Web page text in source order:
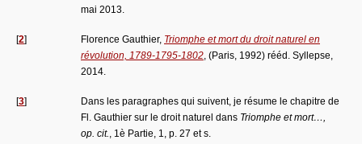
mai 2013.
[2] Florence Gauthier, Triomphe et mort du droit naturel en
révolution, 1789-1795-1802 , (Paris, 1992) rééd. Syllepse,
2014.
[3]
Dans les paragraphes qui suivent, je résume le chapitre de
Fl. Gauthier sur le droit naturel dans Triomphe et mort…,
op. cit.
, 1è Partie, 1, p. 27 et s.